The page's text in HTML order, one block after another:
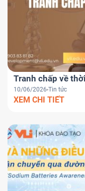
Tranh chấp về
10/06/2026 Tin tức
XEM CHI TIẾT